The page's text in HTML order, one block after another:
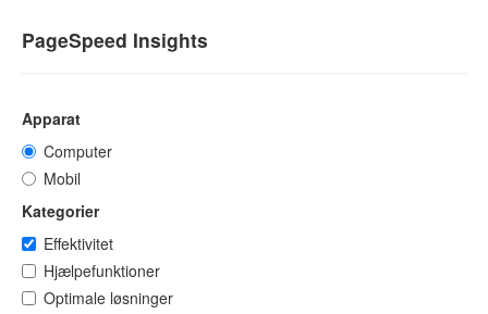
PageSpeed Insights
Apparat
Computer
Mobil
Kategorier
Effektivitet
Hjælpefunktioner
Optimale løsninger